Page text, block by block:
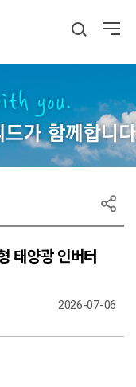
태양광 인버터
2026-07-06